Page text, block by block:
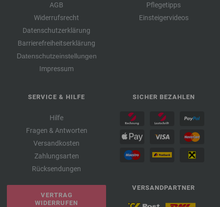
AGB
Widerrufsrecht
Datenschutzerklärung
Barrierefreiheitserklärung
Datenschutzeinstellungen
Impressum
Pflegetipps
Einsteigervideos
SERVICE & HILFE
Hilfe
Fragen & Antworten
Versandkosten
Zahlungsarten
Rücksendungen
VERTRAG
WIDERRUFEN
SICHER BEZAHLEN
VERSANDPARTNER